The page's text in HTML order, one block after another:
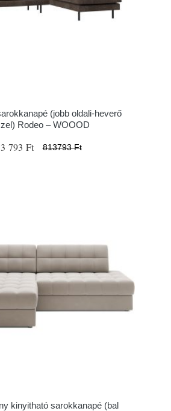
(jobb oldali-heverő
Rodeo – WOOOD
793 Ft 813793 Ft
kinyitható sarokkanapé (bal